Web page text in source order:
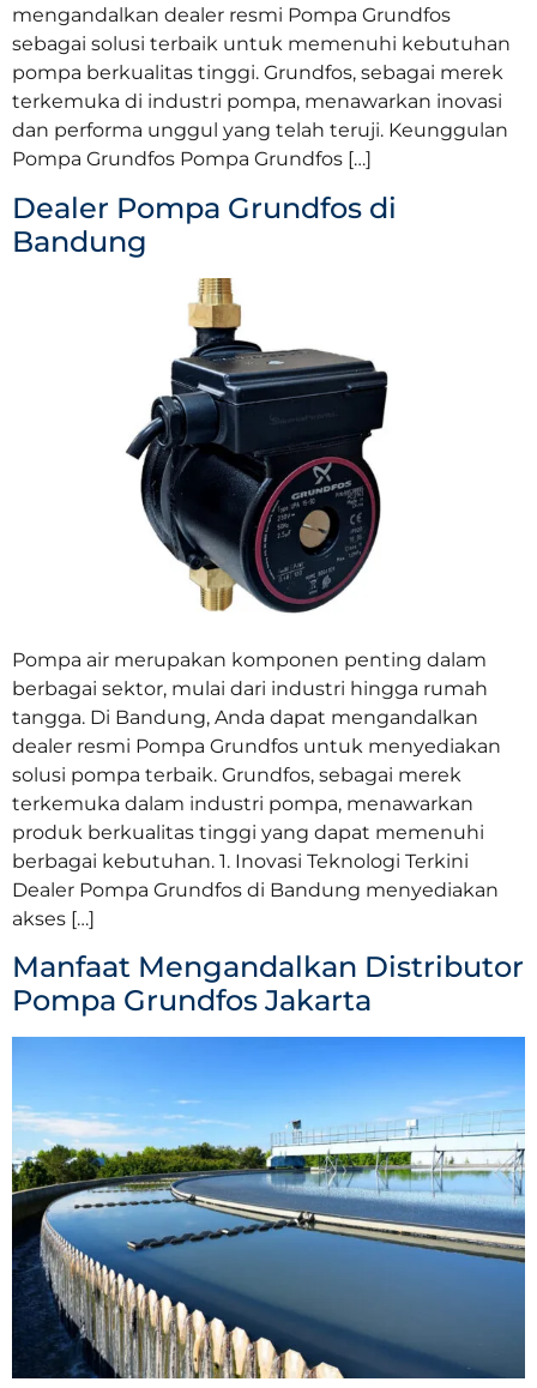
mengandalkan dealer resmi Pompa Grundfos
sebagai solusi terbaik untuk memenuhi kebutuhan
pompa berkualitas tinggi. Grundfos, sebagai merek
terkemuka di industri pompa, menawarkan inovasi
dan performa unggul yang telah teruji. Keunggulan
Pompa Grundfos Pompa Grundfos […]
Dealer Pompa Grundfos di
Bandung
Pompa air merupakan komponen penting dalam
berbagai sektor, mulai dari industri hingga rumah
tangga. Di Bandung, Anda dapat mengandalkan
dealer resmi Pompa Grundfos untuk menyediakan
solusi pompa terbaik. Grundfos, sebagai merek
terkemuka dalam industri pompa, menawarkan
produk berkualitas tinggi yang dapat memenuhi
berbagai kebutuhan. 1. Inovasi Teknologi Terkini
Dealer Pompa Grundfos di Bandung menyediakan
akses […]
Manfaat Mengandalkan Distributor
Pompa Grundfos Jakarta